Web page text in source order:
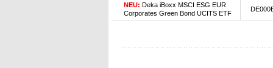
NEU: Deka iBoxx MSCI ESG EUR
Corporates Green Bond UCITS ETF